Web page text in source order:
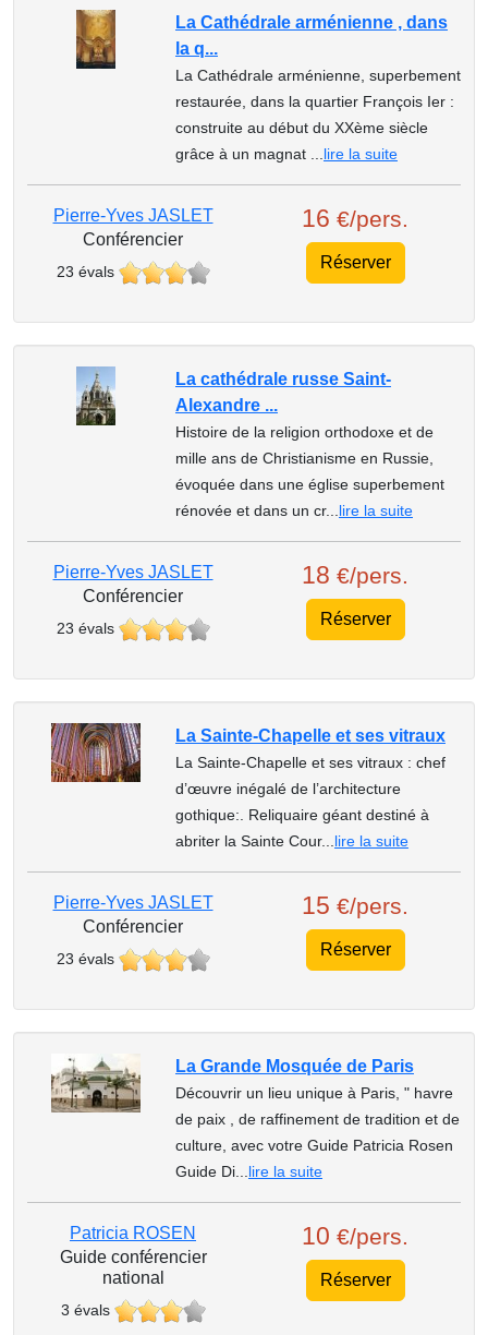
La Cathédrale arménienne , dans
la q...
La Cathédrale arménienne, superbement
restaurée, dans la quartier François Ier :
construite au début du XXème siècle
grâce à un magnat ... lire la suite
Pierre-Yves JASLET
Conférencier
23 évals
16 €/pers.
Réserver
La cathédrale russe Saint-
Alexandre ...
Histoire de la religion orthodoxe et de
mille ans de Christianisme en Russie,
évoquée dans une église superbement
rénovée et dans un cr... lire la suite
Pierre-Yves JASLET
Conférencier
23 évals
18 €/pers.
Réserver
La Sainte-Chapelle et ses vitraux
La Sainte-Chapelle et ses vitraux : chef
d’œuvre inégalé de l’architecture
gothique:. Reliquaire géant destiné à
abriter la Sainte Cour... lire la suite
Pierre-Yves JASLET
Conférencier
23 évals
15 €/pers.
Réserver
La Grande Mosquée de Paris
Découvrir un lieu unique à Paris, " havre
de paix , de raffinement de tradition et de
culture, avec votre Guide Patricia Rosen
Guide Di... lire la suite
Patricia ROSEN
Guide conférencier
national
3 évals
10 €/pers.
Réserver